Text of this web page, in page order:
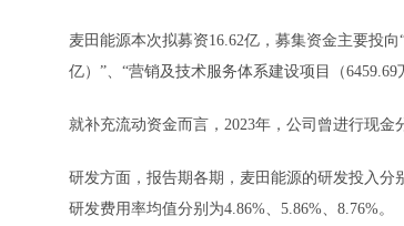
麦田能源本次拟募资16.62亿，募集资金主要投
亿）”、“营销及技术服务体系建设项目（6459.69
就补充流动资金而言，2023年，公司曾进行现金
研发方面，报告期各期，麦田能源的研发投入分
研发费用率均值分别为4.86%、5.86%、8.76%。